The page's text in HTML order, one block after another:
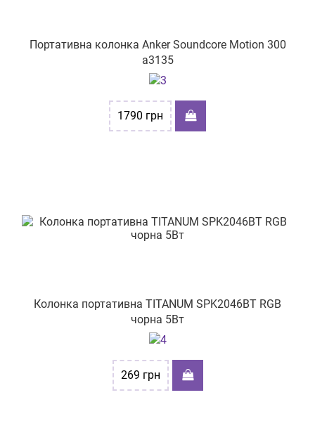
Портативна колонка Anker Soundcore Motion 300
a3135
1790 грн
Колонка портативна TITANUM SPK2046BT RGB
чорна 5Вт
269 грн